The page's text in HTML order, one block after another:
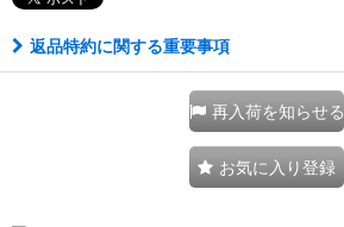
返品特約に関する重要事項
再入荷を知らせる
お気に入り登録